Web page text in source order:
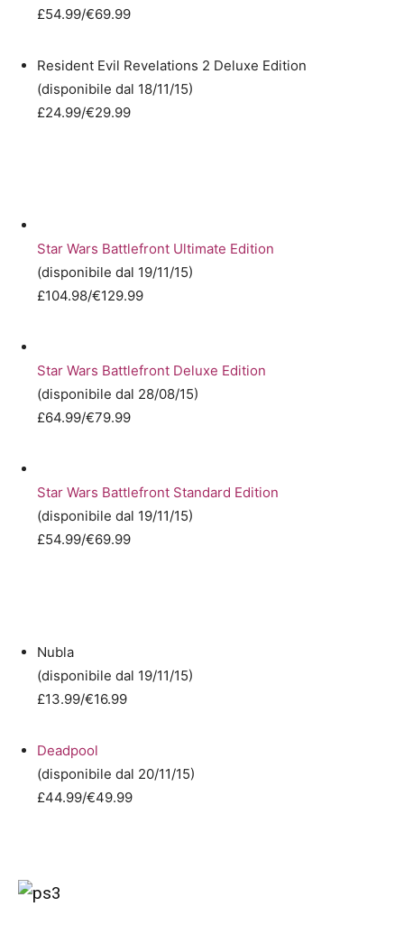
£54.99/€69.99
Resident Evil Revelations 2 Deluxe Edition
(disponibile dal 18/11/15)
£24.99/€29.99
Star Wars Battlefront Ultimate Edition
(disponibile dal 19/11/15)
£104.98/€129.99
Star Wars Battlefront Deluxe Edition
(disponibile dal 28/08/15)
£64.99/€79.99
Star Wars Battlefront Standard Edition
(disponibile dal 19/11/15)
£54.99/€69.99
Nubla
(disponibile dal 19/11/15)
£13.99/€16.99
Deadpool
(disponibile dal 20/11/15)
£44.99/€49.99